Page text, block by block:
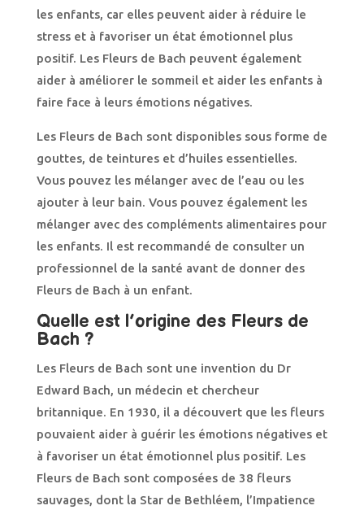
les enfants, car elles peuvent aider à réduire le
stress et à favoriser un état émotionnel plus
positif. Les Fleurs de Bach peuvent également
aider à améliorer le sommeil et aider les enfants à
faire face à leurs émotions négatives.
Les Fleurs de Bach sont disponibles sous forme de
gouttes, de teintures et d’huiles essentielles.
Vous pouvez les mélanger avec de l’eau ou les
ajouter à leur bain. Vous pouvez également les
mélanger avec des compléments alimentaires pour
les enfants. Il est recommandé de consulter un
professionnel de la santé avant de donner des
Fleurs de Bach à un enfant.
Quelle est l’origine des Fleurs de
Bach ?
Les Fleurs de Bach sont une invention du Dr
Edward Bach, un médecin et chercheur
britannique. En 1930, il a découvert que les fleurs
pouvaient aider à guérir les émotions négatives et
à favoriser un état émotionnel plus positif. Les
Fleurs de Bach sont composées de 38 fleurs
sauvages, dont la Star de Bethléem, l’Impatience